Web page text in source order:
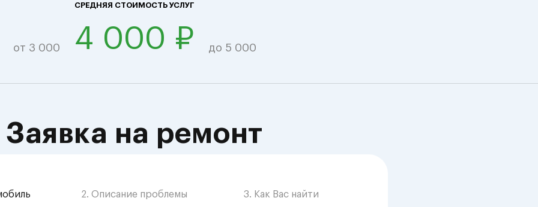
СРЕДНЯЯ СТОИМОСТЬ УСЛУГ
от 3 000 4 000 ₽ до 5 000
Заявка на ремонт
2. Описание проблемы 3. Как Вас найти